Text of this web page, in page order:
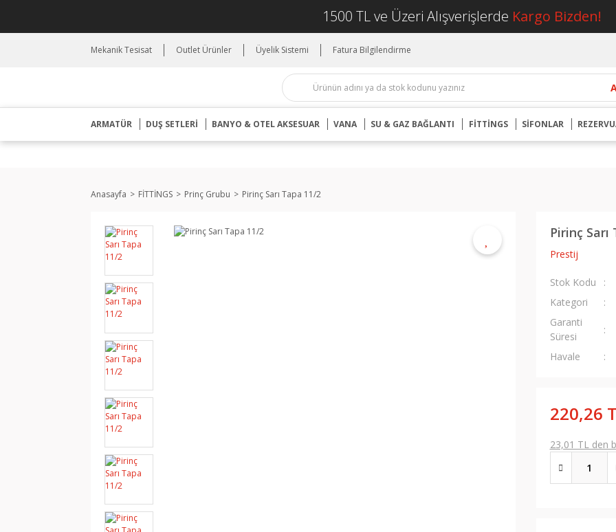
1500 TL ve Üzeri Alışverişlerde Kargo Bizden!
Mekanik Tesisat Outlet Ürünler Üyelik Sistemi Fatura Bilgilendirme
ARMATÜR DUŞ SETLERİ BANYO & OTEL AKSESUAR VANA SU & GAZ BAĞLANTI FİTTİNGS SİFONLAR
Anasayfa FİTTİNGS Prinç Grubu Pirinç Sarı Tapa 11/2
Pirinç
Prestij
Stok Kodu
Kategori
Garanti
Süresi
Havale
220,26
23,01 TL den